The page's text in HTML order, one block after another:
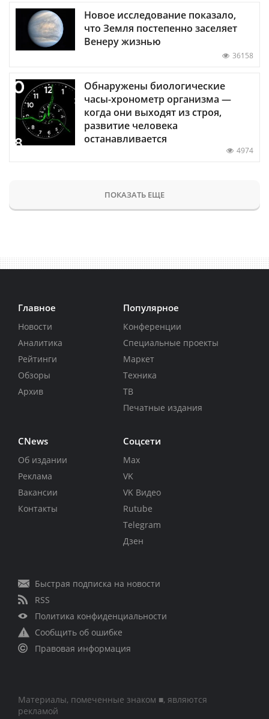
Новое исследование показало,
что Земля постепенно заселяет
Венеру жизнью
36158
Обнаружены биологические
часы-хронометр организма —
когда они выходят из строя,
развитие человека
останавливается
4974
ПОКАЗАТЬ ЕЩЕ
Главное
Новости
Аналитика
Рейтинги
Обзоры
Архив
Популярное
Конференции
Специальные проекты
Маркет
Техника
ТВ
Печатные издания
CNews
Об издании
Реклама
Вакансии
Контакты
Соцсети
Max
VK
VK Видео
Rutube
Telegram
Дзен
Быстрая подписка на новости
RSS
Политика конфиденциальности
Сообщить об ошибке
Правовая информация
Материалы, помеченные знаком ■, являются
рекламой